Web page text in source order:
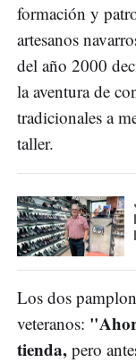
formación y
artesanos
del año 2000
la aventura de
tradicionales a
taller.
Los dos
veteranos:
tienda, pero